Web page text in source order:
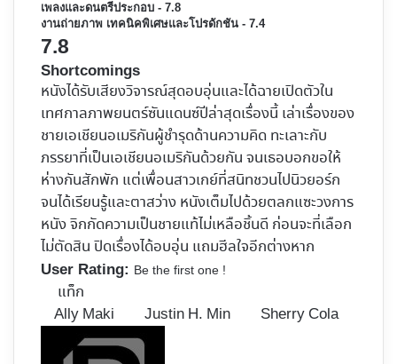
เพลงและดนตรีประกอบ - 7.8
งานถ่ายภาพ เทคนิคพิเศษและโปรดักชัน - 7.4
7.8
Shortcomings
หนังได้รับเสียงวิจารณ์สุดอบอุ่นและได้ฉายเปิดตัวใน
เทศกาลภาพยนตร์ซันแดนซ์ปีล่าสุดเรื่องนี้ เล่าเรื่องของ
ชายเอเชียนอเมริกันผู้ชำรุดด้านความคิด ทะเลาะกับ
ภรรยาที่เป็นเอเชียนอเมริกันด้วยกัน จนเธอบอกขอให้
ห่างกันสักพัก แต่เพื่อนสาวเกย์ที่สนิทชวนไปนิวยอร์ก
จนได้เรียนรู้และตาสว่าง หนังเต็มไปด้วยตลกแซะวงการ
หนัง จิกกัดความเป็นชายแท้ไม่เหลือชิ้นดี ก่อนจะที่เลือก
ไม่ตัดสิน ปิดเรื่องได้อบอุ่น แถมฮีลใจอีกต่างหาก
User Rating: Be the first one !
แท็ก
Ally Maki
Justin H. Min Sherry Cola